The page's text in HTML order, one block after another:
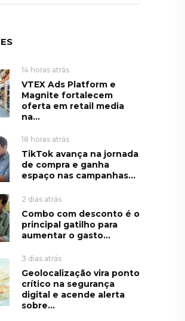
14 horas atrás
VTEX Ads Platform e
Magnite fortalecem
oferta em retail media
na...
18 horas atrás
TikTok avança na jornada
de compra e ganha
espaço nas campanhas...
2 dias atrás
Combo com desconto é o
principal gatilho para
aumentar o gasto...
3 dias atrás
Geolocalização vira ponto
crítico na segurança
digital e acende alerta
sobre...